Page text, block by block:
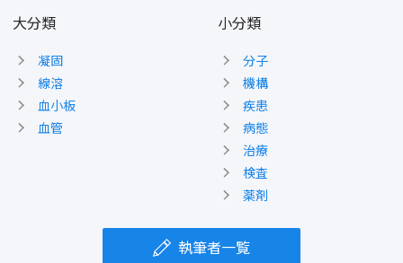
大分類
凝固
線溶
血小板
血管
小分類
分子
機構
疾患
病態
治療
検査
薬剤
執筆者一覧